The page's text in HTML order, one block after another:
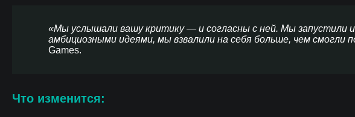
«Мы услышали вашу критику — и согласны с ней. Мы запустили
амбициозными идеями, мы взвалили на себя больше, чем смогли
Games.
Что изменится: